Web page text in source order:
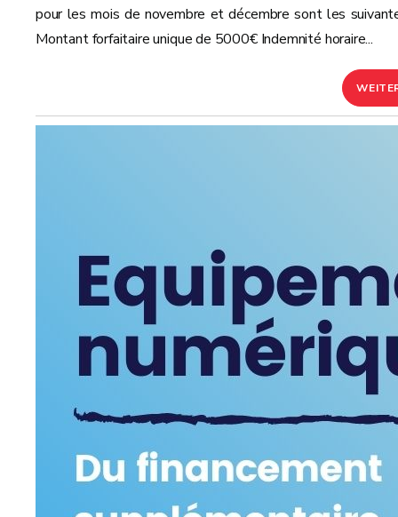
pour les mois de novembre et décembre sont les
Montant forfaitaire unique de 5000€ Indemnité horaire...